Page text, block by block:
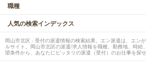
職種
人気の検索インデックス
岡山市北区 - 受付の派遣情報の検索結果。エン派遣は、エン
ルサイト。岡山市北区の派遣/求人情報を職種、勤務地、時給
望条件から、あなたにピッタリの派遣（受付）のお仕事を探せ